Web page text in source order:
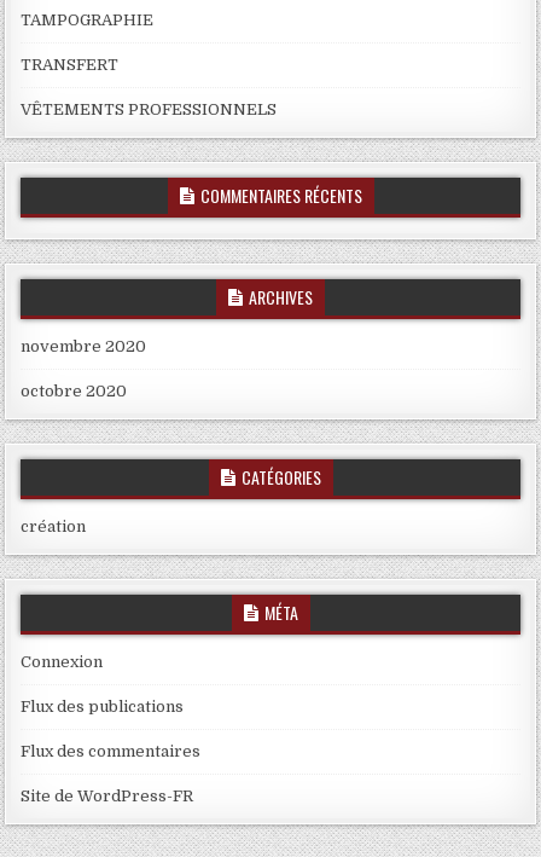
TAMPOGRAPHIE
TRANSFERT
VÊTEMENTS PROFESSIONNELS
COMMENTAIRES RÉCENTS
ARCHIVES
novembre 2020
octobre 2020
CATÉGORIES
création
MÉTA
Connexion
Flux des publications
Flux des commentaires
Site de WordPress-FR